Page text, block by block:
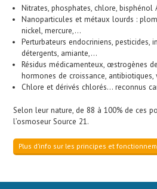
Nitrates, phosphates, chlore, bisphénol
Nanoparticules et métaux lourds :
nickel, mercure,…
Perturbateurs endocriniens, pesticides,
détergents, amiante,…
Résidus médicamenteux, œstrogènes
hormones de croissance,
Chlore et dérivés chlorés… reconnus
Selon leur nature, de 88 à 100% de ces
l’osmoseur Source 21.
Plus d’info sur les principes et